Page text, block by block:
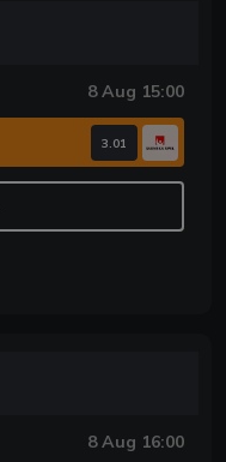
8 Aug 15:00
3.01
8 Aug 16:00